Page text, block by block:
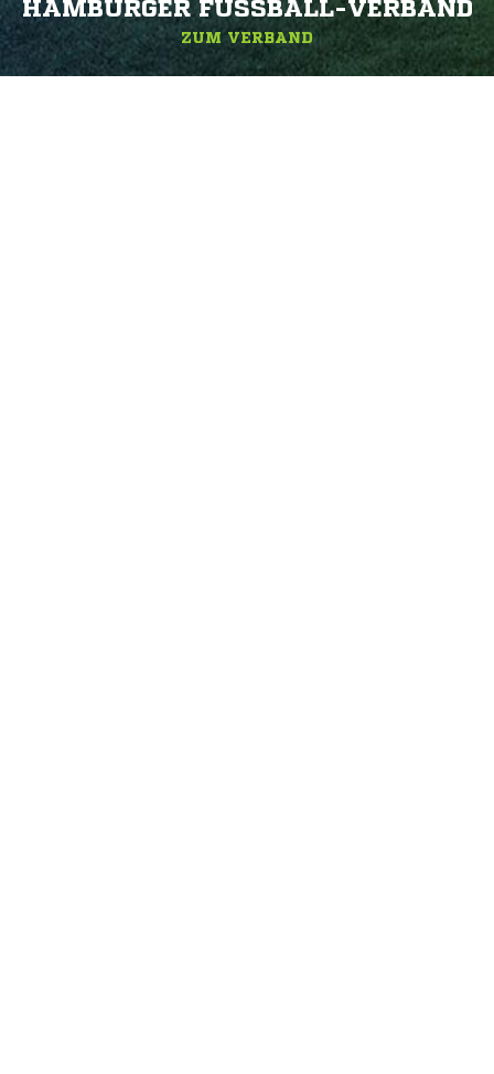
HAMBURGER FUSSBALL-VERBAND
ZUM VERBAND